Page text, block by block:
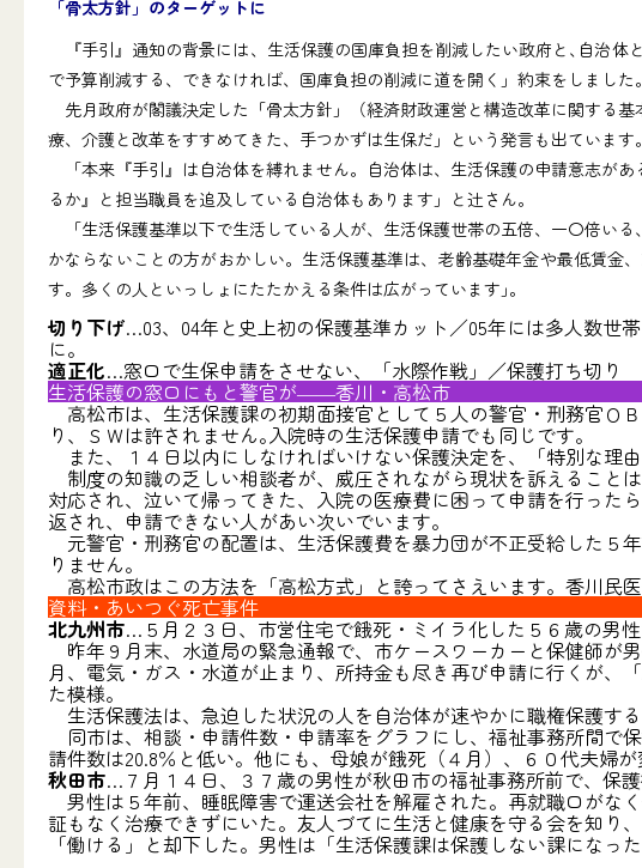
「骨太方針」のターゲットに
『手引』通知の背景には、生活保護の国庫負担を削減したい政府と､自治
で予算削減する、できなければ、国庫負担の削減に道を開く」約束をしました。
先月政府が閣議決定した「骨太方針」（経済財政運営と構造改革に関する
療、介護と改革をすすめてきた、手つかずは生保だ」という発言も出ています。
「本来『手引』は自治体を縛れません。自治体は、生活保護の申請意志が
るか』と担当職員を追及している自治体もあります」と辻さん。
「生活保護基準以下で生活している人が、生活保護世帯の五倍、一〇倍い
かならないことの方がおかしい。生活保護基準は、老齢基礎年金や最低賃金
す。多くの人といっしょにたたかえる条件は広がっています｣｡
切り下げ…03、04年と史上初の保護基準カット／05年には多人数世
に。
適正化…窓口で生保申請をさせない、「水際作戦」／保護打ち切り
生活保護の窓口にもと警官が――香川・高松市
高松市は、生活保護課の初期面接官として５人の警官・刑務官Ｏ
り、ＳＷは許されません｡入院時の生活保護申請でも同じです｡
また、１４日以内にしなければいけない保護決定を、「特別な理
制度の知識の乏しい相談者が、威圧されながら現状を訴えること
対応され、泣いて帰ってきた、入院の医療費に困って申請を行った
返され、申請できない人があい次いでいます。
元警官・刑務官の配置は、生活保護費を暴力団が不正受給した５
りません。
高松市政はこの方法を「高松方式」と誇ってさえいます。香川民
資料・あいつぐ死亡事件
北九州市…５月２３日、市営住宅で餓死・ミイラ化した５６歳の男
昨年９月末、水道局の緊急通報で、市ケースワーカーと保健師が
月、電気・ガス・水道が止まり、所持金も尽き再び申請に行くが、
た模様。
生活保護法は、急迫した状況の人を自治体が速やかに職権保護す
同市は、相談・申請件数・申請率をグラフにし、福祉事務所間で
請件数は20.8％と低い。他にも、母娘が餓死（４月）、６０代夫婦
秋田市…７月１４日、３７歳の男性が秋田市の福祉事務所前で、保護
男性は５年前、睡眠障害で運送会社を解雇された。再就職口がな
証もなく治療できずにいた。友人づてに生活と健康を守る会を知り
「働ける」と却下した。男性は「生活保護課は保護しない課にな